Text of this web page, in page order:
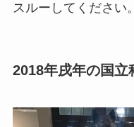
スルーしてください。
2018年戌年の国立